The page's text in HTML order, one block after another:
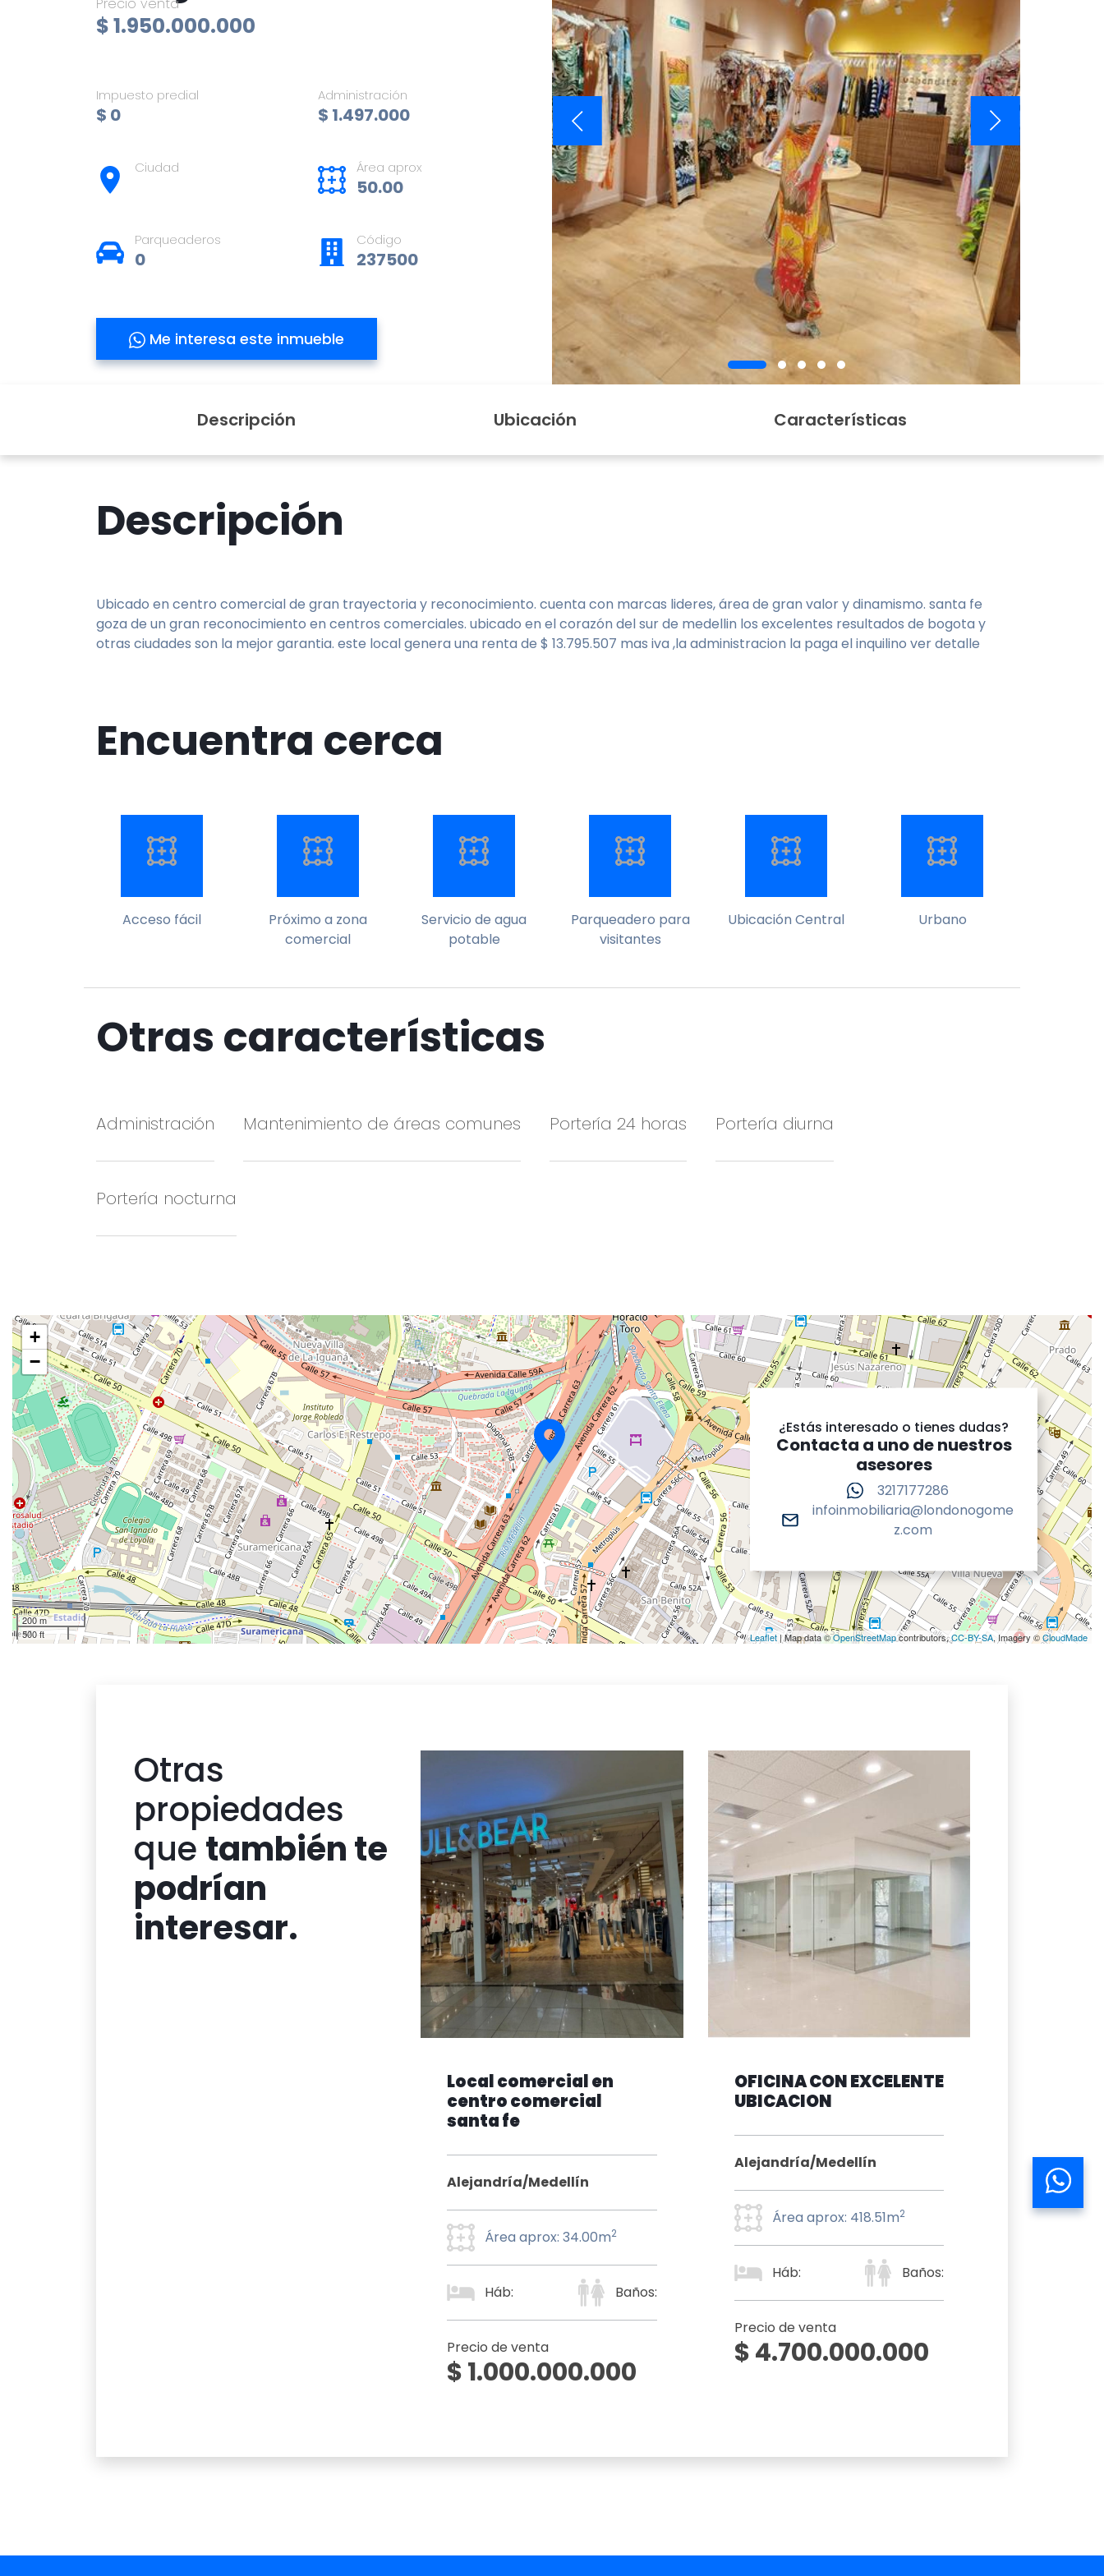
$ 1.950.000.000
Impuesto predial
$ 0
Administración
$ 1.497.000
Ciudad Área aprox
50.00
Parqueaderos
0
Código
237500
Me interesa este inmueble
Descripción Ubicación Características
Descripción
Ubicado en centro comercial de gran trayectoria y reconocimiento. cuenta con marcas lideres, área de gran valor y dinamismo. santa fe
goza de un gran reconocimiento en centros comerciales. ubicado en el corazón del sur de medellin los excelentes resultados de bogota y
otras ciudades son la mejor garantia. este local genera una renta de $ 13.795.507 mas iva ,la administracion la paga el inquilino ver detalle
Encuentra cerca
Acceso fácil
Próximo a zona
comercial
Servicio de agua
potable
Parqueadero para
visitantes
Ubicación Central Urbano
Otras características
Administración Mantenimiento de áreas comunes Portería 24 horas Porterí­a diurna
Portería nocturna
+
−
200 m
500 ft
Leaflet | Map data ©OpenStreetMapcontributors,CC-BY-SA, Imagery ©CloudMade
¿Estás interesado o tienes dudas?
Contacta a uno de nuestros
asesores
3217177286
infoinmobiliaria@londonogome
z.com
Otras
propiedades
que también te
podrían
interesar.
Local comercial en
centro comercial
santa fe
Alejandría/Medellín
Área aprox: 34.00m2
Háb: Baños:
Precio de venta
$ 1.000.000.000
OFICINA CON EXCELENTE
UBICACION
Alejandría/Medellín
Área aprox: 418.51m2
Háb: Baños:
Precio de venta
$ 4.700.000.000